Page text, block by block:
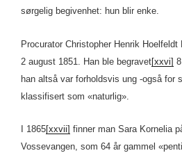
sørgelig begivenhet: hun blir enke.
Procurator Christopher Henrik Hoelfeldt
2 august 1851. Han ble begravet[xxvi]
han altså var forholdsvis ung -også for
klassifisert som «naturlig».
I 1865[xxvii] finner man Sara Kornelia
Vossevangen, som 64 år gammel